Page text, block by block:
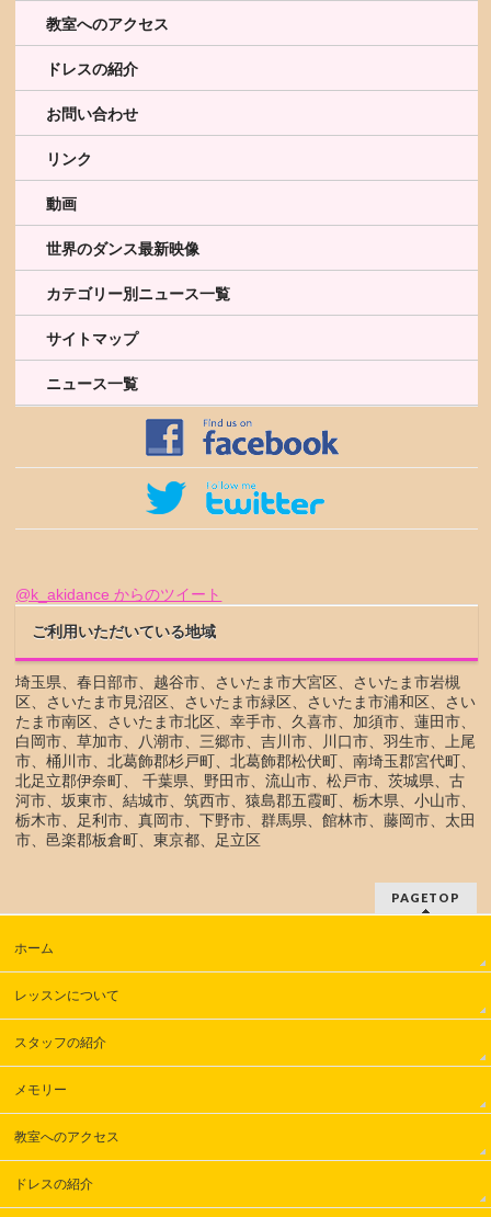
教室へのアクセス
ドレスの紹介
お問い合わせ
リンク
動画
世界のダンス最新映像
カテゴリー別ニュース一覧
サイトマップ
ニュース一覧
@k_akidance からのツイート
ご利用いただいている地域
埼玉県、春日部市、越谷市、さいたま市大宮区、さいたま市岩槻
区、さいたま市見沼区、さいたま市緑区、さいたま市浦和区、さい
たま市南区、さいたま市北区、幸手市、久喜市、加須市、蓮田市、
白岡市、草加市、八潮市、三郷市、吉川市、川口市、羽生市、上尾
市、桶川市、北葛飾郡杉戸町、北葛飾郡松伏町、南埼玉郡宮代町、
北足立郡伊奈町、 千葉県、野田市、流山市、松戸市、茨城県、古
河市、坂東市、結城市、筑西市、猿島郡五霞町、栃木県、小山市、
栃木市、足利市、真岡市、下野市、群馬県、館林市、藤岡市、太田
市、邑楽郡板倉町、東京都、足立区
PAGETOP
ホーム
レッスンについて
スタッフの紹介
メモリー
教室へのアクセス
ドレスの紹介